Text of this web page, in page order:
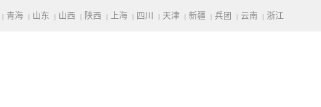
| 青海 | 山东 | 山西 | 陕西 | 上海 | 四川 | 天津 | 新疆 | 兵团 | 云南 | 浙江